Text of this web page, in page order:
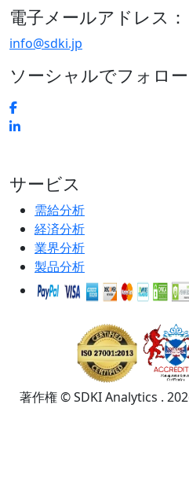
電子メールアドレス：
info@sdki.jp
ソーシャルでフォロ
サービス
需給分析
経済分析
業界分析
製品分析
著作権 © SDKI Analytics .